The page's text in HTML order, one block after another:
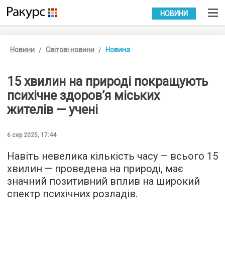
УКР РУС
НОВИНИ
Новини Світові новини Новина
15 хвилин на природі покращують
психічне здоров’я міських
жителів — учені
6 сер 2025, 17:44
Навіть невелика кількість часу — всього 15
хвилин — проведена на природі, має
значний позитивний вплив на широкий
спектр психічних розладів.